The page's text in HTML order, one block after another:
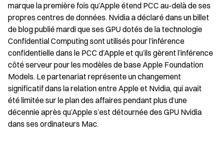
marque la première fois qu’Apple étend PCC au-delà de ses
propres centres de données. Nvidia a déclaré dans un billet
de blog publié mardi que ses GPU dotés de la technologie
Confidential Computing sont utilisés pour l’inférence
confidentielle dans le PCC d’Apple et qu’ils gèrent l’inférence
côté serveur pour les modèles de base Apple Foundation
Models. Le partenariat représente un changement
significatif dans la relation entre Apple et Nvidia, qui avait
été limitée sur le plan des affaires pendant plus d’une
décennie après qu’Apple s’est détournée des GPU Nvidia
dans ses ordinateurs Mac.